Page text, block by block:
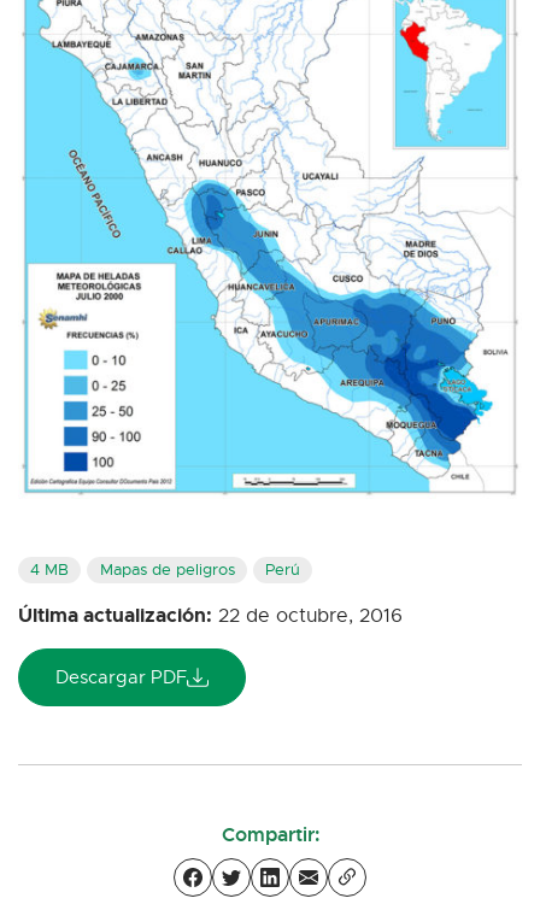
4 MB Mapas de peligros Perú
Última actualización: 22 de octubre, 2016
Descargar PDF
Compartir: